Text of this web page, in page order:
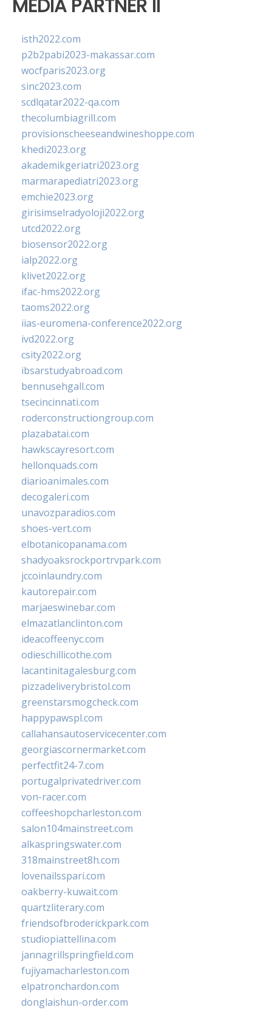
MEDIA PARTNER II
isth2022.com
p2b2pabi2023-makassar.com
wocfparis2023.org
sinc2023.com
scdlqatar2022-qa.com
thecolumbiagrill.com
provisionscheeseandwineshoppe.com
khedi2023.org
akademikgeriatri2023.org
marmarapediatri2023.org
emchie2023.org
girisimselradyoloji2022.org
utcd2022.org
biosensor2022.org
ialp2022.org
klivet2022.org
ifac-hms2022.org
taoms2022.org
iias-euromena-conference2022.org
ivd2022.org
csity2022.org
ibsarstudyabroad.com
bennusehgall.com
tsecincinnati.com
roderconstructiongroup.com
plazabatai.com
hawkscayresort.com
hellonquads.com
diarioanimales.com
decogaleri.com
unavozparadios.com
shoes-vert.com
elbotanicopanama.com
shadyoaksrockportrvpark.com
jccoinlaundry.com
kautorepair.com
marjaeswinebar.com
elmazatlanclinton.com
ideacoffeenyc.com
odieschillicothe.com
lacantinitagalesburg.com
pizzadeliverybristol.com
greenstarsmogcheck.com
happypawspl.com
callahansautoservicecenter.com
georgiascornermarket.com
perfectfit24-7.com
portugalprivatedriver.com
von-racer.com
coffeeshopcharleston.com
salon104mainstreet.com
alkaspringswater.com
318mainstreet8h.com
lovenailsspari.com
oakberry-kuwait.com
quartzliterary.com
friendsofbroderickpark.com
studiopiattellina.com
jannagrillspringfield.com
fujiyamacharleston.com
elpatronchardon.com
donglaishun-order.com